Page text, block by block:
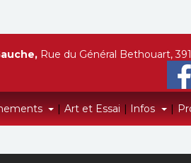
| Art et Essai | Infos |
Rue du Général Bethouart,